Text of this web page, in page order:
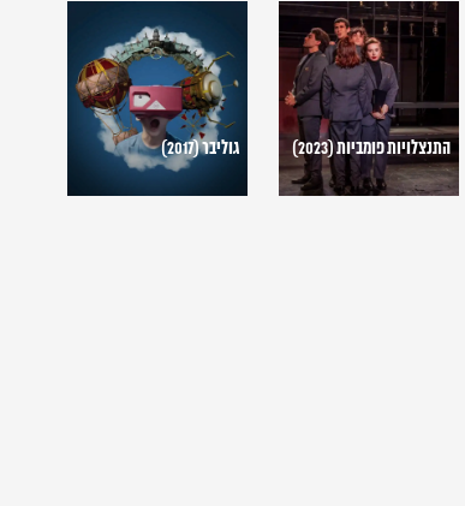
התנצלויות
פומביות
התנצלויות פומביות (2023) גוליבר (2017)